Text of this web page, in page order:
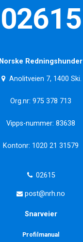
02615
Norske Redningshunder
Anolitveien 7, 1400 Ski.
Org.nr: 975 378 713
Vipps-nummer: 83638
Kontonr: 1020 21 31579
02615
post@nrh.no
Snarveier
Profilmanual